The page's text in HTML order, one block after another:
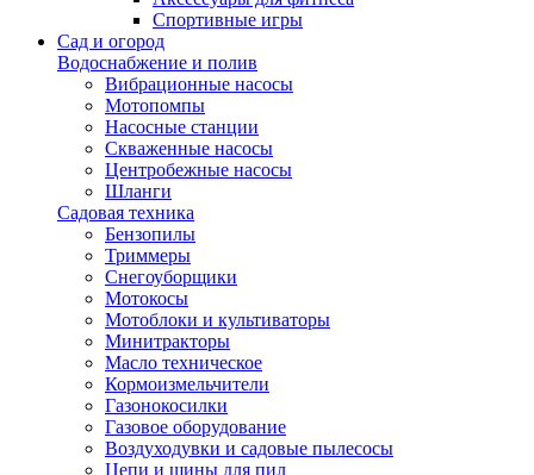
Спортивные игры
Сад и огород
Водоснабжение и полив
Вибрационные насосы
Мотопомпы
Насосные станции
Скваженные насосы
Центробежные насосы
Шланги
Садовая техника
Бензопилы
Триммеры
Снегоуборщики
Мотокосы
Мотоблоки и культиваторы
Минитракторы
Масло техническое
Кормоизмельчители
Газонокосилки
Газовое оборудование
Воздуходувки и садовые пылесосы
Цепи и шины для пил